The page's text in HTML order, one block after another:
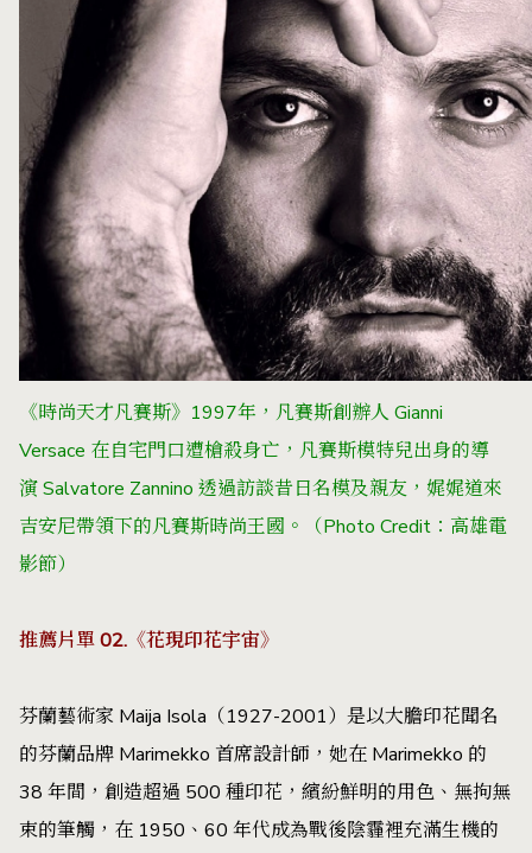
《時尚天才凡賽斯》 1997年，凡賽斯創辦人 Gianni
Versace 在自宅門口遭槍殺身亡，凡賽斯模特兒出身的導
演 Salvatore Zannino 透過訪談昔日名模及親友，娓娓道來
吉安尼帶領下的凡賽斯時尚王國。（Photo Credit：高雄電
影節）
推薦片單 02.《花現印花宇宙》
芬蘭藝術家 Maija Isola（1927-2001）是以大膽印花聞名
的芬蘭品牌 Marimekko 首席設計師，她在 Marimekko 的
38 年間，創造超過 500 種印花，繽紛鮮明的用色、無拘無
束的筆觸，在 1950、60 年代成為戰後陰霾裡充滿生機的